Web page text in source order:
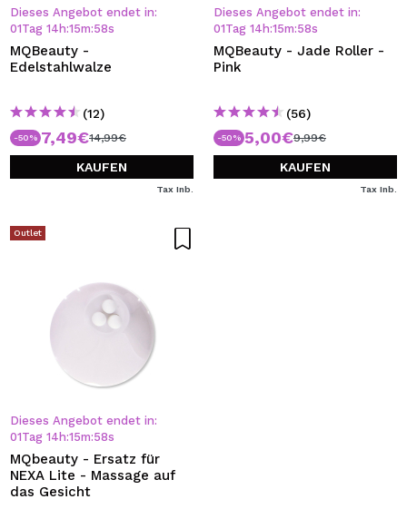
Dieses Angebot endet in:
01Tag 14 h:15m:57s
MQBeauty -
Edelstahlwalze
(12)
-50% 7,49€14,99€
KAUFEN
Tax Inb.
Dieses Angebot endet in:
01Tag 14 h:15m:57s
MQBeauty - Jade Roller -
Pink
(56)
-50% 5,00€9,99€
KAUFEN
Tax Inb.
Outlet
Dieses Angebot endet in:
01Tag 14 h:15m:57s
MQbeauty - Ersatz für
NEXA Lite - Massage auf
das Gesicht